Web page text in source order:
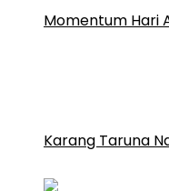
Momentum Hari
Karang Taruna